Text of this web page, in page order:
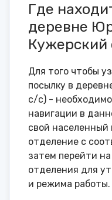
Где
деревне
Кужерский
Для того чтобы
посылку в
с/с) -
навигации в
свой населенный
отделение с
затем перейти
отделения для
и режима работы.